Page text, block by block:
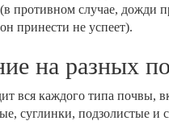
противном случае, дожди
принести не успеет).
на разных
вся каждого типа почвы,
суглинки, подзолистые и